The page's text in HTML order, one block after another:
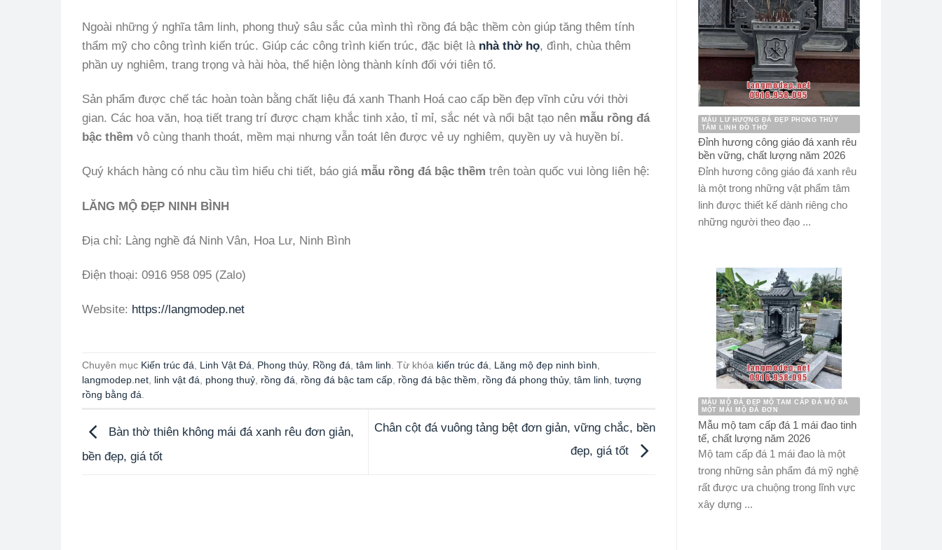
Ngoài những ý nghĩa tâm linh, phong thuỷ sâu sắc của mình thì rồng đá bậc thềm còn giúp tăng thêm tính
thẩm mỹ cho công trình kiến trúc. Giúp các công trình kiến trúc, đặc biệt là nhà thờ họ, đình, chùa thêm
phần uy nghiêm, trang trọng và hài hòa, thể hiện lòng thành kính đối với tiên tổ.
Sản phẩm được chế tác hoàn toàn bằng chất liệu đá xanh Thanh Hoá cao cấp bền đẹp vĩnh cửu với thời
gian. Các hoa văn, hoạ tiết trang trí được chạm khắc tinh xảo, tỉ mỉ, sắc nét và nổi bật tạo nên mẫu rồng đá
bậc thềm vô cùng thanh thoát, mềm mại nhưng vẫn toát lên được vẻ uy nghiêm, quyền uy và huyền bí.
Quý khách hàng có nhu cầu tìm hiểu chi tiết, báo giá mẫu rồng đá bậc thềm trên toàn quốc vui lòng liên hệ:
LĂNG MỘ ĐẸP NINH BÌNH
Địa chỉ: Làng nghề đá Ninh Vân, Hoa Lư, Ninh Bình
Điện thoại: 0916 958 095 (Zalo)
Website: https://langmodep.net
Chuyên mục Kiến trúc đá, Linh Vật Đá, Phong thủy, Rồng đá, tâm linh. Từ khóa kiến trúc đá, Lăng mộ đẹp ninh bình,
langmodep.net, linh vật đá, phong thuỷ, rồng đá, rồng đá bậc tam cấp, rồng đá bậc thềm, rồng đá phong thủy, tâm linh, tượng
rồng bằng đá.
Bàn thờ thiên không mái đá xanh rêu đơn giản,
bền đẹp, giá tốt
Chân cột đá vuông tảng bệt đơn giản, vững chắc, bền
đẹp, giá tốt
MẪU LƯ HƯƠNG ĐÁ ĐẸP PHONG THỦY
TÂM LINH ĐỒ THỜ
Đỉnh hương công giáo đá xanh rêu
bền vững, chất lượng năm 2026
Đỉnh hương công giáo đá xanh rêu
là một trong những vật phẩm tâm
linh được thiết kế dành riêng cho
những người theo đạo ...
MẪU MỘ ĐÁ ĐẸP MỘ TAM CẤP ĐÁ MỘ ĐÁ
MỘT MÁI MỘ ĐÁ ĐƠN
Mẫu mộ tam cấp đá 1 mái đao tinh
tế, chất lượng năm 2026
Mộ tam cấp đá 1 mái đao là một
trong những sản phẩm đá mỹ nghệ
rất được ưa chuộng trong lĩnh vực
xây dựng ...